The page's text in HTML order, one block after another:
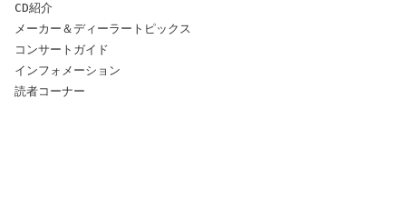
CD紹介
メーカー＆ディーラートピックス
コンサートガイド
インフォメーション
読者コーナー